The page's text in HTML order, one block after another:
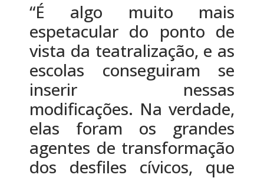
“É algo muito mais
espetacular do ponto de
vista da teatralização, e as
escolas conseguiram se
inserir nessas
modificações. Na verdade,
elas foram os grandes
agentes de transformação
dos desfiles cívicos, que